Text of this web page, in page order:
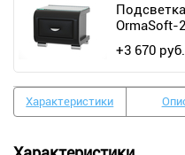
OrmaSoft-2
+3 670 руб.
Характеристики